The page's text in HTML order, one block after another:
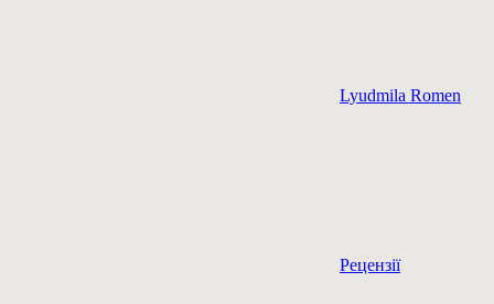
Lyudmila Romen
Рецензії